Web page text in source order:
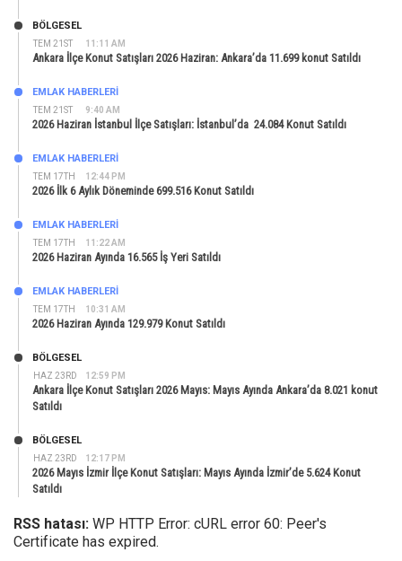
TEM 21ST 11:11 AM
BÖLGESEL
Ankara İlçe Konut Satışları 2026 Haziran: Ankara’da 11.699 konut Satıldı
TEM 21ST 9:40 AM
EMLAK HABERLERI
2026 Haziran İstanbul İlçe Satışları: İstanbul’da 24.084 Konut Satıldı
TEM 17TH 12:44 PM
EMLAK HABERLERI
2026 İlk 6 Aylık Döneminde 699.516 Konut Satıldı
TEM 17TH 11:22 AM
EMLAK HABERLERI
2026 Haziran Ayında 16.565 İş Yeri Satıldı
TEM 17TH 10:31 AM
EMLAK HABERLERI
2026 Haziran Ayında 129.979 Konut Satıldı
HAZ 23RD 12:59 PM
BÖLGESEL
Ankara İlçe Konut Satışları 2026 Mayıs: Mayıs Ayında Ankara’da 8.021 konut
Satıldı
HAZ 23RD 12:17 PM
BÖLGESEL
2026 Mayıs İzmir İlçe Konut Satışları: Mayıs Ayında İzmir’de 5.624 Konut
Satıldı
RSS hatası: WP HTTP Error: cURL error 60: Peer's
Certificate has expired.